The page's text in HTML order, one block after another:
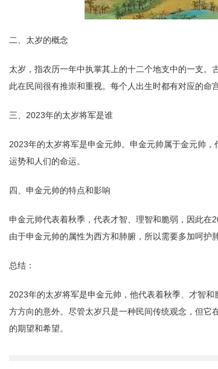
二、太岁的概念
太岁，指农历一年中执掌其上的十二个地支中的一支
此在民间很有推崇和重视。每个人出生时都有对应的命
三、2023年的太岁将军是谁
2023年的太岁将军是申金元帅。申金元帅属于金元帅
运势和人们的命运。
四、申金元帅的特点和影响
申金元帅代表着秋季，代表才智、理智和脆弱，因此在
由于申金元帅的属性为西方和肺腑，所以需要多加呵护
总结：
2023年的太岁将军是申金元帅，他代表着秋季、才智
方方向的意外。尽管太岁只是一种民间传统观念，但
的期望和希望。